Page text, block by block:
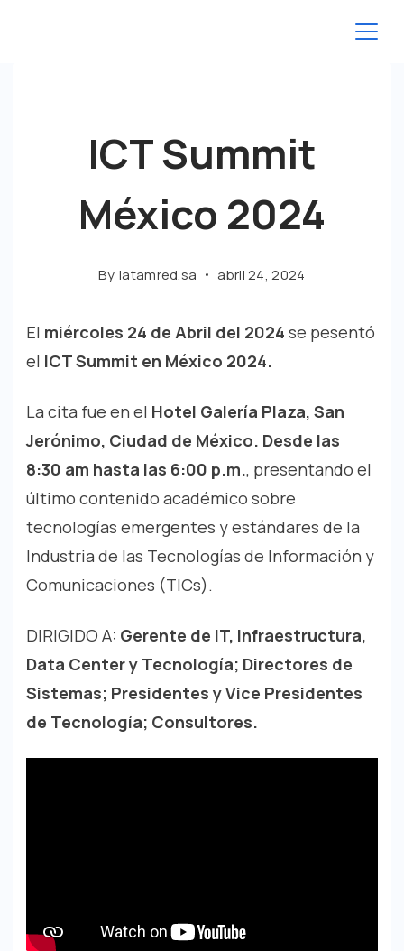
ICT Summit
México 2024
By latamred.sa abril 24, 2024
El miércoles 24 de Abril del 2024 se pesentó
el ICT Summit en México 2024.
La cita fue en el Hotel Galería Plaza, San
Jerónimo, Ciudad de México. Desde las
8:30 am hasta las 6:00 p.m., presentando el
último contenido académico sobre
tecnologías emergentes y estándares de la
Industria de las Tecnologías de Información y
Comunicaciones (TICs).
DIRIGIDO A: Gerente de IT, Infraestructura,
Data Center y Tecnología; Directores de
Sistemas; Presidentes y Vice Presidentes
de Tecnología; Consultores.